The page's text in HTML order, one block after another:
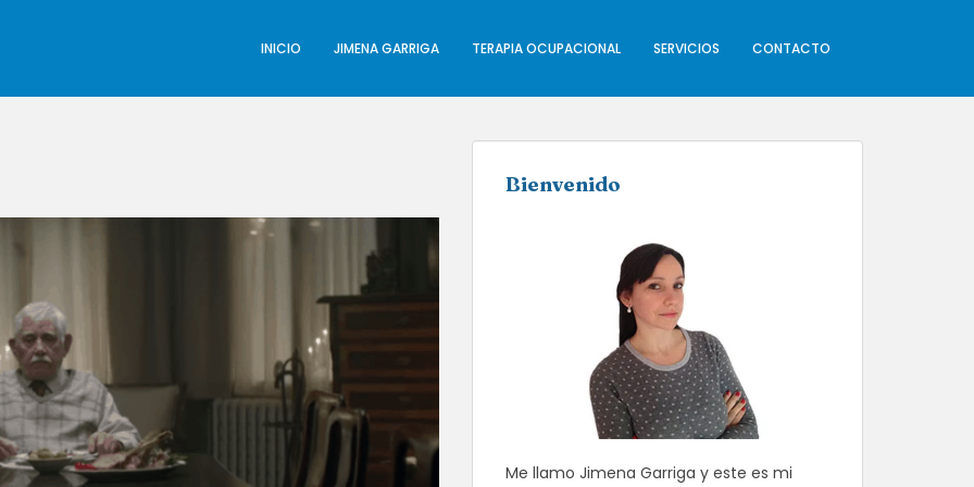
INICIO JIMENA GARRIGA TERAPIA OCUPACIONAL SERVICIOS CONTACTO
Bienvenido
Me llamo Jimena Garriga y este es mi